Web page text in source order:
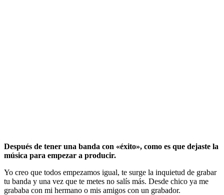
Después de tener una banda con «éxito», como es que dejaste la
música para empezar a producir.
Yo creo que todos empezamos igual, te surge la inquietud de grabar
tu banda y una vez que te metes no salís más. Desde chico ya me
grababa con mi hermano o mis amigos con un grabador.